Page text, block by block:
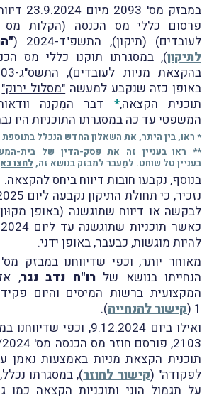
במבזק מס'
פרסום כללי מס הכנסה (הקלות מס
לעובדים) (תיקון), התשפ"ד-2024 (
לתיקון), במסגרתו תוקנו כללי מס
בהקצאת מניות לעובדים), התשס"ג-2003 (
באופן כזה שנקבע למעשה "מסלול ירוק"
תוכנית הקצאה,* דבר המַקנה
המשפטי עד כה במסגרתו התוכניות היו
* ראו, בין היתר, את השאלון החדש הנכלל
** ראו בעניין זה את פסק-הדין של בית-
בעניין טל שוחט. למַעבר למבזק בנושא זה,לחצו
בנוסף, נקבעו חובות דיווח ביחס להקצאה.
לבקשה או דיווח שתוגשנה (באופן
להיות מוגשות, כבעבר, באופן ידני.
הנחייתו בנושא שלרו"ח נדב נגר,
המקצועית ברשות המיסים והיום
1 ( קישור להנחייה).
ואילו ביום 9.12.2024,
לפקודה" (קישור לחוזר), במסגרתו
על תגמול הוני ותוכניות הקצאה כמו